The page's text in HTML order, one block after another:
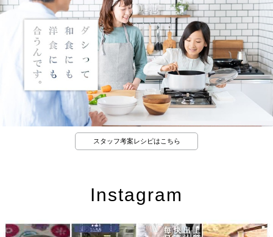
スタッフ考案レシピはこちら
Instagram